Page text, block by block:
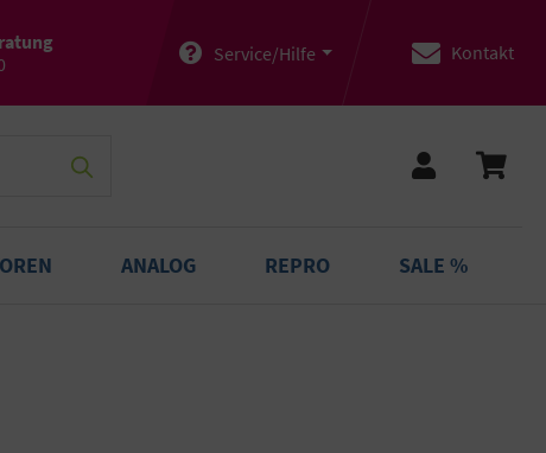
Service/Hilfe Kontakt
ANALOG REPRO SALE %